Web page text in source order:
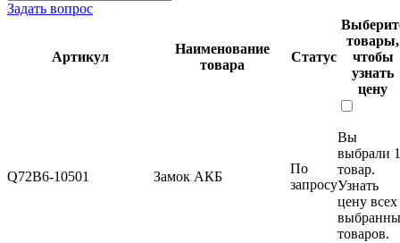
Задать вопрос
Артикул
Наименование
товара
Статус
товары,
чтобы
узнать
цену
Q72B6-10501 Замок АКБ
По
запросу
Вы
выбрали 1
товар.
Узнать
цену всех
товаров.